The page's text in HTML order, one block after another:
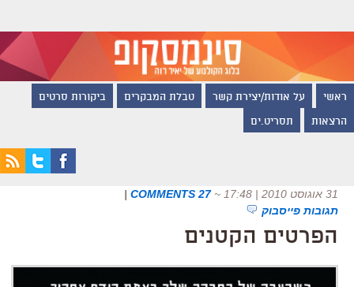
ראשי על אודות/יצירת קשר טבלת המבקרים ביקורות סרטים
הרצאות תסריט.ים
31 אוגוסט 2010 | 17:48 ~
27 COMMENTS
|
תגובות פייסבוק
הפרטים הקטנים